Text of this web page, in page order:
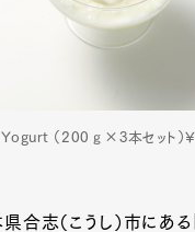
（200ℊ×3本セット）
合志（こうし）市にある